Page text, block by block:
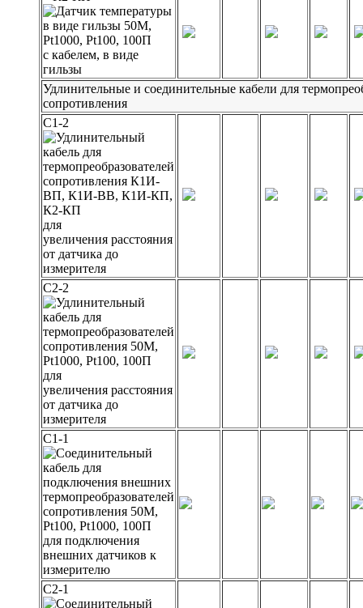
с кабелем, в виде
гильзы
Удлинительные и соединительные кабели для
сопротивления
С1-2
для
увеличения расстояния
от датчика до
измерителя
С2-2
для
увеличения расстояния
от датчика до
измерителя
С1-1
для подключения
внешних датчиков к
измерителю
С2-1